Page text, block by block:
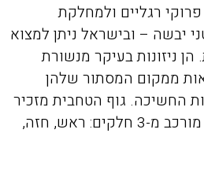
רגליים ולמחלקת
יבשה – ובישראל ניתן למצוא
הן ניזונות בעיקר מנשורת
ממקום המסתור שלהן
החשיכה. גוף הטחבית מזכיר
את גופו של סרטן והוא מורכב מ-3 חלקים: ראש, חזה,